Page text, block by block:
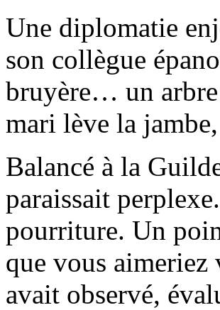
Une diplomatie
son collègue
bruyère… un
mari lève la
Balancé à la
paraissait
pourriture. Un
que vous aimeriez
avait observé,